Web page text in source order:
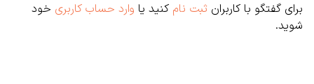
برای گفتگو با کاربران ثبت نام کنید یا وارد حساب کاربری خود
شوید.